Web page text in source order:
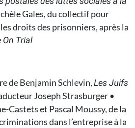
Gales, du collectif pour
droits des prisonniers, après la
Trial
de Benjamin Schlevin,Les Juifs
Joseph Strasburger •
Castets et Pascal Moussy, de la
dans l’entreprise à la